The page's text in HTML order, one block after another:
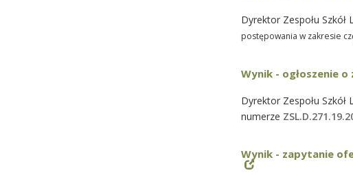
Dyrektor Zespołu Szkół
postępowania w zakresie
Wynik - ogłoszenie o
Dyrektor Zespołu Szkół
numerze
Wynik - zapytanie